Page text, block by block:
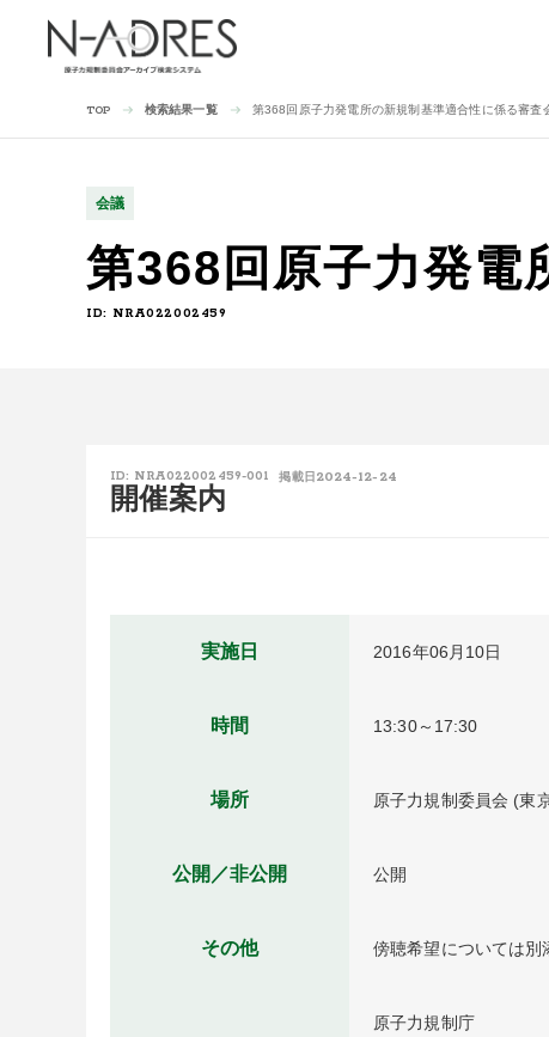
TOP 検索結果一覧 第368回原子力発電所の新規制基準適合性に係る審査
会議
第368回原子力発電
ID: NRA022002459
ID: NRA022002459-001 掲載日 2024-12-24
開催案内
実施日 2016年06月10日
時間 13:30～17:30
場所 原子力規制委員会 (東
公開／非公開 公開
その他 傍聴希望については別
原子力規制庁